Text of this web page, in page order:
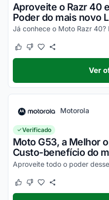
Aproveite o Razr 40
Poder do mais novo
Este cupom funcionou
Este cupom não funcionou
Ver
Motorola
Verificado
Moto G53, a Melhor
Custo-benefício do
Este cupom funcionou
Este cupom não funcionou